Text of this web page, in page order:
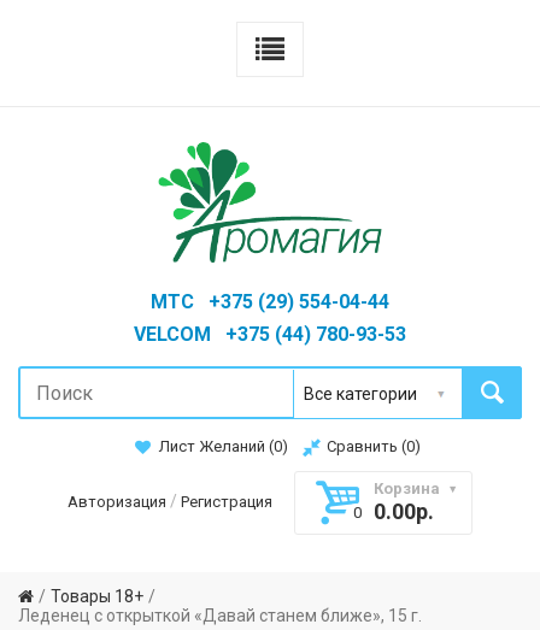
MTC +375 (29) 554-04-44
VELCOM +375 (44) 780-93-53
Лист Желаний (0) Сравнить (0)
Авторизация / Регистрация
Корзина
0
0.00р.
Товары 18+
Леденец с открыткой «Давай станем ближе», 15 г.